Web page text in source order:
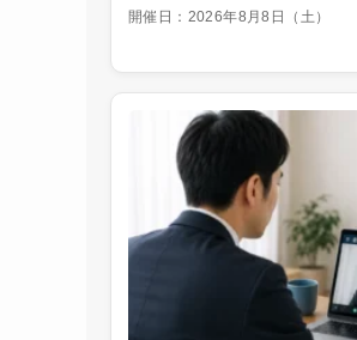
開催日：2026年8月8日（土）